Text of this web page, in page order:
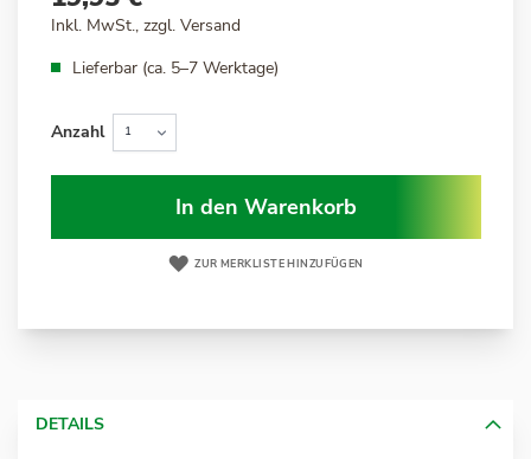
Inkl. MwSt., zzgl. Versand
Lieferbar (ca. 5–7 Werktage)
Anzahl
In den Warenkorb
ZUR MERKLISTE HINZUFÜGEN
DETAILS